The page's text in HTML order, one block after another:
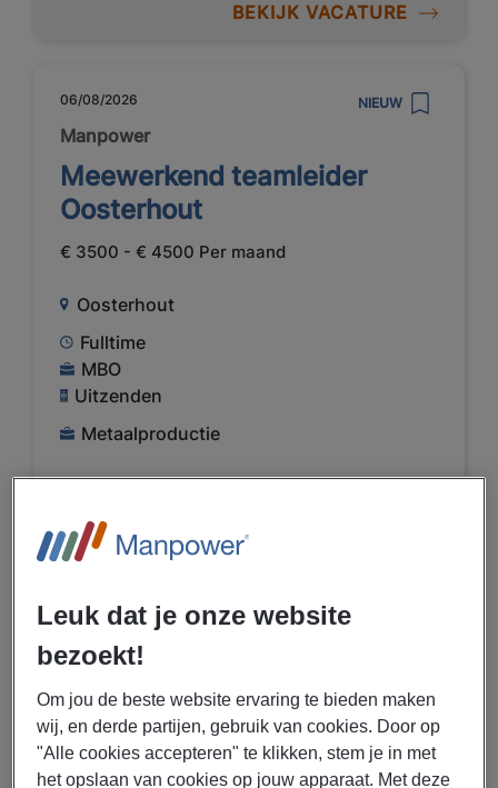
BEKIJK VACATURE
06/08/2026 NIEUW
Manpower
Meewerkend teamleider
Oosterhout
€ 3500 - € 4500 Per maand
Oosterhout
Fulltime
MBO
Uitzenden
Metaalproductie
05/08/2026
Manpower
Productiemedewerker Metaal
Zevenbergen
€ 3000 - € 4000 Per maand
Leuk dat je onze website
bezoekt!
Om jou de beste website ervaring te bieden maken
wij, en derde partijen, gebruik van cookies. Door op
"Alle cookies accepteren" te klikken, stem je in met
het opslaan van cookies op jouw apparaat. Met deze